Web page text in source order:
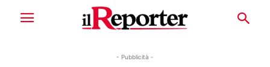
- Pubblicità -